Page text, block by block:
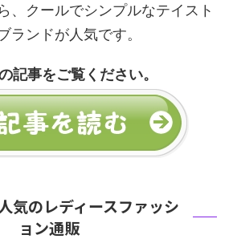
、クールでシンプルなテイスト
ランドが人気です。
記事をご覧ください。
気のレディースファッシ
ョン通販